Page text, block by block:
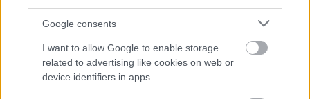
Google consents
I want to allow Google to enable storage
related to advertising like cookies on web or
device identifiers in apps.